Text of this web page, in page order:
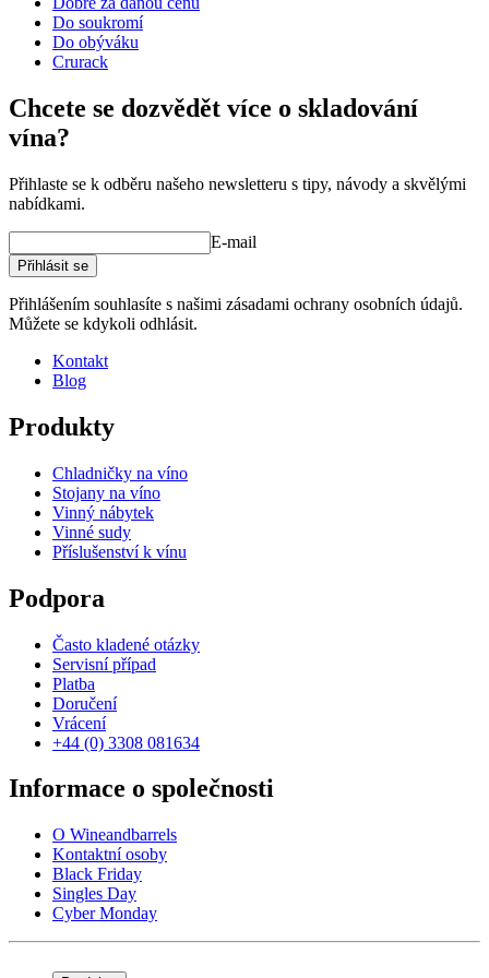
Prohlédněte si ukázky interiérového designu se stojany na víno
WINEREX zde.
nástroji pro návrh vinného sklípku (otevře se nové okno a vyžaduje
instalaci flash)
Hmotnost (kg)31
wine racks
Do soukromí
Do obýváku
Crurack
Chcete se dozvědět více o skladování
vína?
Přihlaste se k odběru našeho newsletteru s tipy, návody a skvělými
nabídkami.
E-mail
Přihlásit se
Přihlášením souhlasíte s našimi zásadami ochrany osobních údajů.
Můžete se kdykoli odhlásit.
Kontakt
Blog
Produkty
Chladničky na víno
Stojany na víno
Vinný nábytek
Vinné sudy
Příslušenství k vínu
Podpora
Často kladené otázky
Servisní případ
Platba
Doručení
Vrácení
+44 (0) 3308 081634
Informace o společnosti
O Wineandbarrels
Kontaktní osoby
Black Friday
Singles Day
Cyber Monday